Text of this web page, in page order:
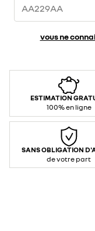
vous ne
ESTIMATION
100% en ligne
SANS OBLIGATION
de votre part